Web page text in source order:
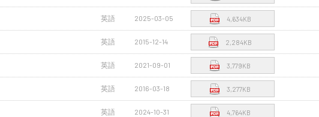
英語 2025-03-05 4,634KB
英語 2015-12-14 2,284KB
英語 2021-09-01 3,779KB
英語 2016-03-18 3,277KB
英語 2024-10-31 4,764KB